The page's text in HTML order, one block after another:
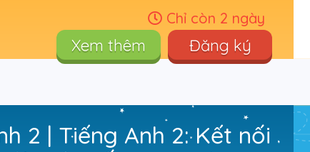
Chỉ còn 2 ngày
Xem thêm Đăng ký
2 | Tiếng Anh 2: Kết nối